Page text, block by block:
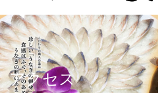
アクセス